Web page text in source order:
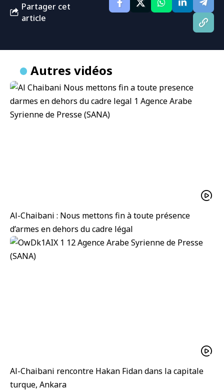
Partager cet
article
Autres vidéos
Al-Chaibani : Nous mettons fin à toute présence
d’armes en dehors du cadre légal
Al-Chaibani rencontre Hakan Fidan dans la capitale
turque, Ankara